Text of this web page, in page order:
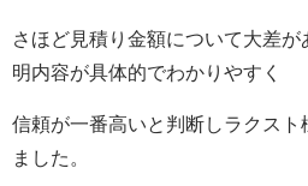
さほど見積り金額について大差
明内容が具体的でわかりやすく
信頼が一番高いと判断しラクスト
ました。